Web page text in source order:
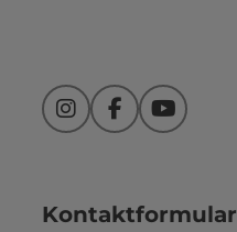
InstagramFacebookYouTube
Kontaktformular